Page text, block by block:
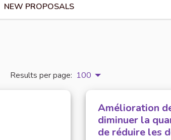
NEW PROPOSALS
Results per page: 100
Amélioration
diminuer la
de réduire les